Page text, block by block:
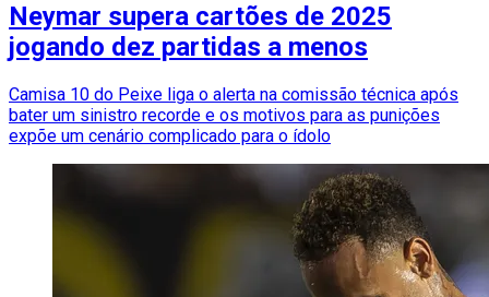
Neymar supera cartões de 2025
jogando dez partidas a menos
Camisa 10 do Peixe liga o alerta na comissão técnica após
bater um sinistro recorde e os motivos para as punições
expõe um cenário complicado para o ídolo